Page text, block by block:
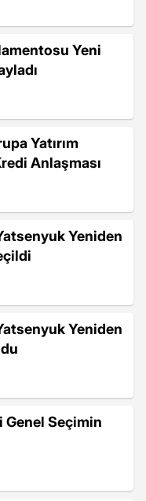
Yeni
Yatırım
Anlaşması
Yeniden
Yeniden
Genel Seçimin